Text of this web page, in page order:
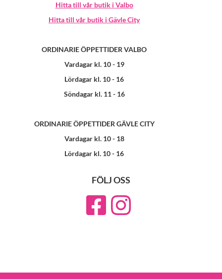
Hitta till vår butik i Valbo
Hitta till vår butik i Gävle City
ORDINARIE ÖPPETTIDER VALBO
Vardagar kl. 10 - 19
Lördagar kl. 10 - 16
Söndagar kl. 11 - 16
ORDINARIE ÖPPETTIDER GÄVLE CITY
Vardagar kl. 10 - 18
Lördagar kl. 10 - 16
FÖLJ OSS